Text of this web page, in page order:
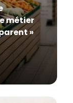
métier
»